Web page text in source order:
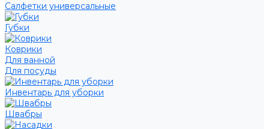
Салфетки универсальные
Губки
Коврики
Для ванной
Для посуды
Инвентарь для уборки
Швабры